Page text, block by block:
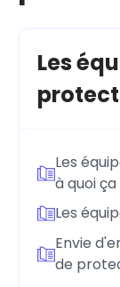
Les
Les
à quoi
Les
Envie
de